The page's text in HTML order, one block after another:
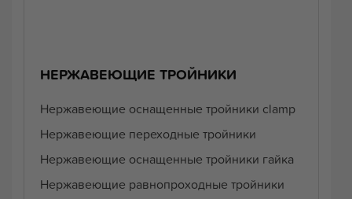
НЕРЖАВЕЮЩИЕ ТРОЙНИКИ
Нержавеющие оснащенные тройники clamp
Нержавеющие переходные тройники
Нержавеющие оснащенные тройники гайка
Нержавеющие равнопроходные тройники